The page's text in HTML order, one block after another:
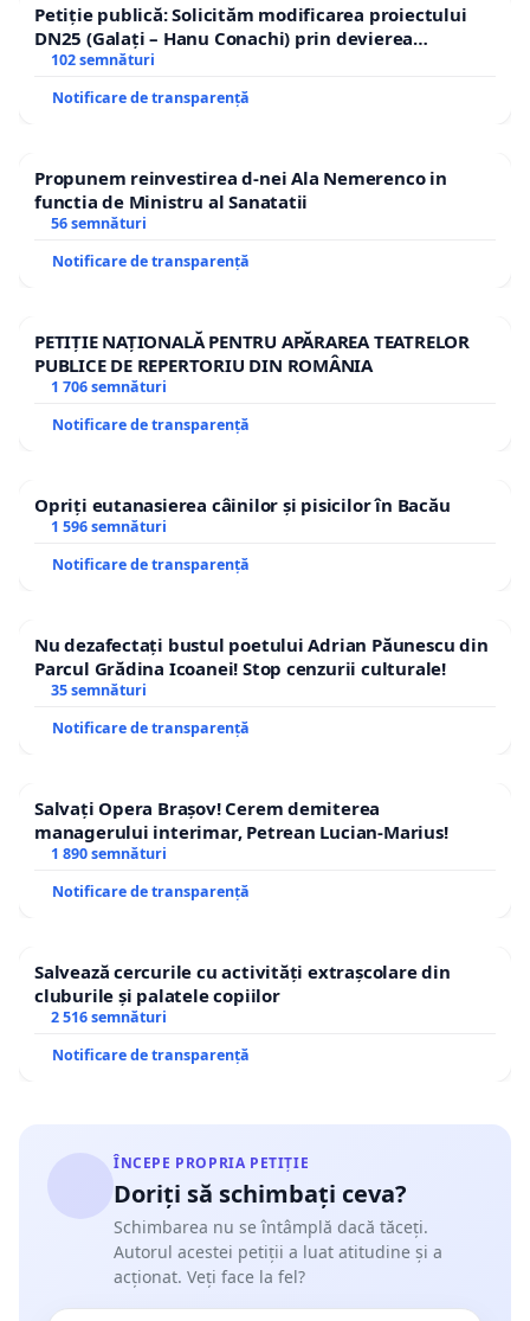
Petiție publică: Solicităm modificarea proiectului
DN25 (Galați – Hanu Conachi) prin devierea
traseului în afara localităților!
102 semnături
Notificare de transparență
Propunem reinvestirea d-nei Ala Nemerenco in
functia de Ministru al Sanatatii
56 semnături
Notificare de transparență
PETIȚIE NAȚIONALĂ PENTRU APĂRAREA TEATRELOR
PUBLICE DE REPERTORIU DIN ROMÂNIA
1 706 semnături
Notificare de transparență
Opriți eutanasierea câinilor și pisicilor în Bacău
1 596 semnături
Notificare de transparență
Nu dezafectați bustul poetului Adrian Păunescu din
Parcul Grădina Icoanei! Stop cenzurii culturale!
35 semnături
Notificare de transparență
Salvați Opera Brașov! Cerem demiterea
managerului interimar, Petrean Lucian-Marius!
1 890 semnături
Notificare de transparență
Salvează cercurile cu activități extrașcolare din
cluburile și palatele copiilor
2 516 semnături
Notificare de transparență
ÎNCEPE PROPRIA PETIȚIE
Doriți să schimbați ceva?
Schimbarea nu se întâmplă dacă tăceți.
Autorul acestei petiții a luat atitudine și a
acționat. Veți face la fel?